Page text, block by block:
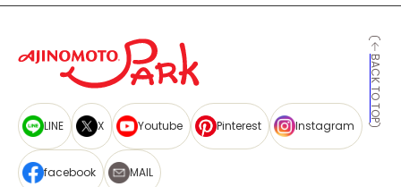
BACK TO TOP
LINE X Youtube Pinterest Instagram
facebook MAIL